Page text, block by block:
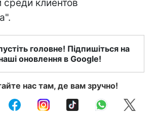
клиентов
головне! Підпишіться на
оновлення в Google!
нас там, де вам зручно!